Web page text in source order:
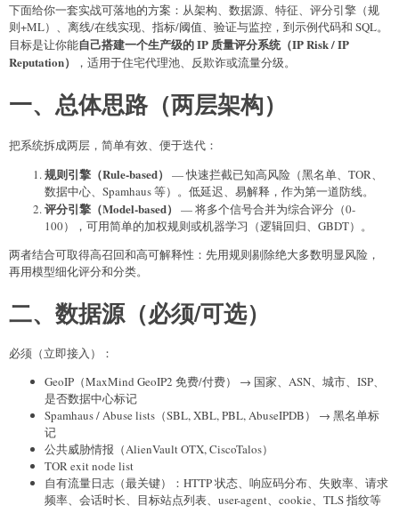
下面给你一套实战可落地的方案：从架构、数据源、特征、评分引擎（规
则+ML）、离线/在线实现、指标/阈值、验证与监控，到示例代码和 SQL。
目标是让你能自己搭建一个生产级的 IP 质量评分系统（IP Risk / IP
Reputation）
，适用于住宅代理池、反欺诈或流量分级。
一、总体思路（两层架构）
把系统拆成两层，简单有效、便于迭代：
规则引擎（Rule-based）
— 快速拦截已知高风险（黑名单、TOR、
数据中心、Spamhaus 等）。低延迟、易解释，作为第一道防线。
评分引擎（Model-based）
— 将多个信号合并为综合评分（0-
100），可用简单的加权规则或机器学习（逻辑回归、GBDT）。
两者结合可取得高召回和高可解释性：先用规则剔除绝大多数明显风险，
再用模型细化评分和分类。
二、数据源（必须/可选）
必须（立即接入）：
GeoIP（MaxMind GeoIP2 免费/付费） → 国家、ASN、城市、ISP、
是否数据中心标记
Spamhaus / Abuse lists（SBL, XBL, PBL, AbuseIPDB） → 黑名单标
记
公共威胁情报（AlienVault OTX, CiscoTalos）
TOR exit node list
自有流量日志（最关键）：HTTP 状态、响应码分布、失败率、请求
频率、会话时长、目标站点列表、user-agent、cookie、TLS 指纹等